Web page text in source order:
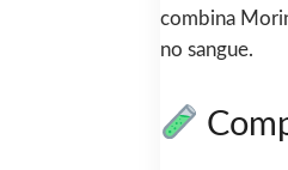
combina
no sangue.